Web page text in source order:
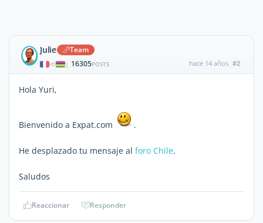
Julie Team
| 16305POSTS hace 14 años #2
Hola Yuri,
Bienvenido a Expat.com .
He desplazado tu mensaje al foro Chile.
Saludos
Reaccionar Responder